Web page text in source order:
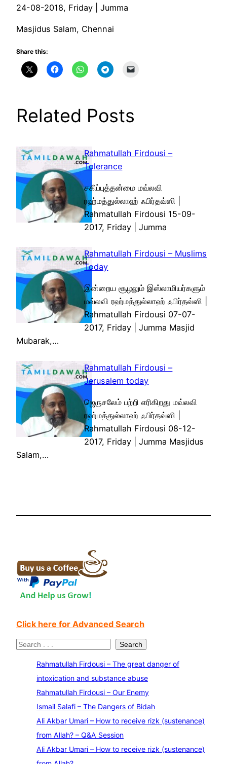
24-08-2018, Friday | Jumma
Masjidus Salam, Chennai
Share this:
Related Posts
Rahmatullah Firdousi –
Tolerance
சகிப்புத்தன்மை மவ்லவி
ரஹ்மத்துல்லாஹ் ஃபிர்தவ்ஸி |
Rahmatullah Firdousi 15-09-
2017, Friday | Jumma
Rahmatullah Firdousi – Muslims
Today
இன்றைய சூழலும் இஸ்லாமியர்களும்
மவ்லவி ரஹ்மத்துல்லாஹ் ஃபிர்தவ்ஸி |
Rahmatullah Firdousi 07-07-
2017, Friday | Jumma Masjid
Mubarak,…
Rahmatullah Firdousi –
Jerusalem today
ஜெருசலேம் பற்றி எரிகிறது மவ்லவி
ரஹ்மத்துல்லாஹ் ஃபிர்தவ்ஸி |
Rahmatullah Firdousi 08-12-
2017, Friday | Jumma Masjidus
Salam,…
Click here for Advanced Search
S
Search
Rahmatullah Firdousi – The great danger of
intoxication and substance abuse
Rahmatullah Firdousi – Our Enemy
Ismail Salafi – The Dangers of Bidah
Ali Akbar Umari – How to receive rizk (sustenance)
from Allah? – Q&A Session
Ali Akbar Umari – How to receive rizk (sustenance)